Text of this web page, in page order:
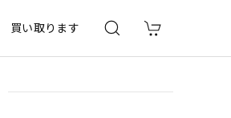
買い取ります